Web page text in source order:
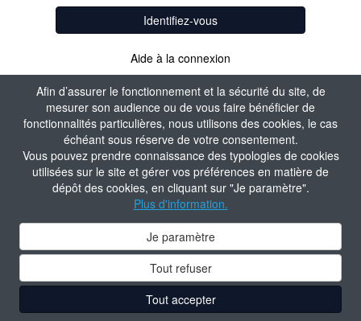
Afin d’assurer le fonctionnement et la sécurité du site, de
mesurer son audience ou de vous faire bénéficier de
fonctionnalités particulières, nous utilisons des cookies, le cas
échéant sous réserve de votre consentement.
Vous pouvez prendre connaissance des typologies de cookies
utilisées sur le site et gérer vos préférences en matière de
dépôt des cookies, en cliquant sur "Je paramètre".
Plus d'information.
Je paramètre
Tout refuser
Tout accepter
Identifiez-vous
Aide à la connexion